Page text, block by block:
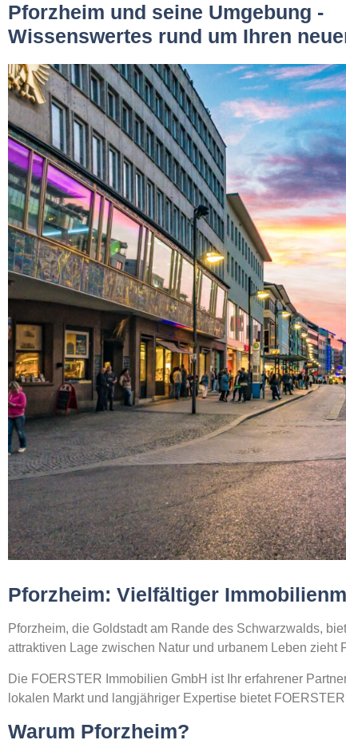
Pforzheim und seine Umgebung -
Wissenswertes rund um Ihren
Pforzheim: Vielfältiger
Pforzheim, die Goldstadt am Rande des Schwarzwalds,
attraktiven Lage zwischen Natur und urbanem Leben
Die FOERSTER Immobilien GmbH ist Ihr erfahrener
lokalen Markt und langjähriger Expertise bietet
Warum Pforzheim?